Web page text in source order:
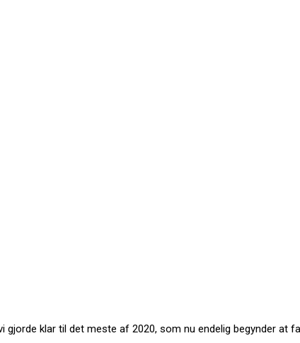
klar til det meste af 2020, som nu endelig begynder at